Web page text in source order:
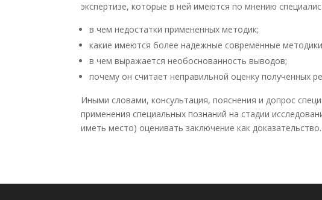
экспертизе, которые в ней имеются по мнению
в чем недостатки примененных методик;
какие имеются более надежные современные
в чем выражается необоснованность выводов;
почему он считает неправильной оценку полученных
Иными словами, консультация, пояснения и допрос
применения специальных познаний на стадии
иметь место) оценивать заключение как доказательство.